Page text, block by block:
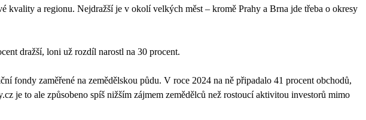
kvality a regionu. Nejdražší je v okolí velkých měst – kromě Prahy a Brna jde třeba o okresy
dražší, loni už rozdíl narostl na 30 procent.
fondy zaměřené na zemědělskou půdu. V roce 2024 na ně připadalo 41 procent obchodů,
je to ale způsobeno spíš nižším zájmem zemědělců než rostoucí aktivitou investorů mimo